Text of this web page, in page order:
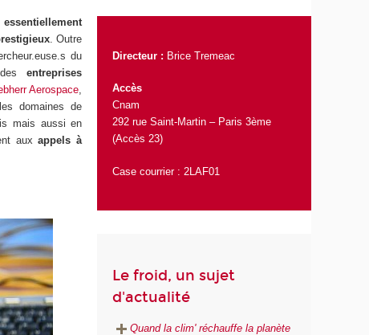
essentiellement
. Outre
du
entreprises
Aerospace
domaines de
mais aussi en
auxappels à
Directeur : Brice Tremeac
Accès
Cnam
292 rue Saint-Martin – Paris 3ème
(Accès 23)
Case courrier : 2LAF01
Le froid, un sujet
d'actualité
Quand la clim' réchauffe la planète